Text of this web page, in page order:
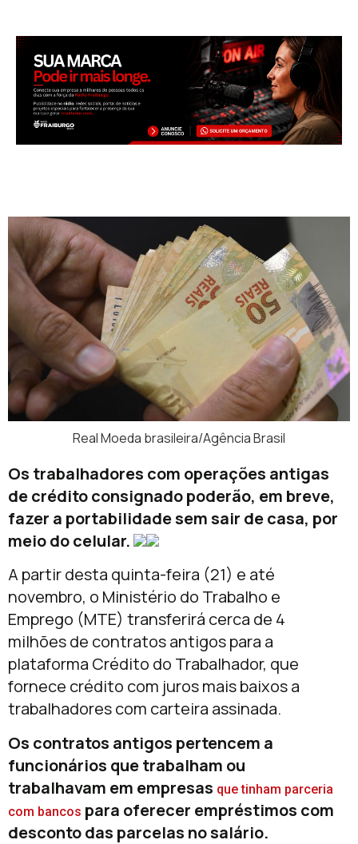
Real Moeda brasileira/Agência Brasil
Os trabalhadores com operações antigas
de crédito consignado poderão, em breve,
fazer a portabilidade sem sair de casa, por
meio do celular.
A partir desta quinta-feira (21) e até
novembro, o Ministério do Trabalho e
Emprego (MTE) transferirá cerca de 4
milhões de contratos antigos para a
plataforma Crédito do Trabalhador, que
fornece crédito com juros mais baixos a
trabalhadores com carteira assinada.
Os contratos antigos pertencem a
funcionários que trabalham ou
trabalhavam em empresas que tinham parceria
com bancos para oferecer empréstimos com
desconto das parcelas no salário.